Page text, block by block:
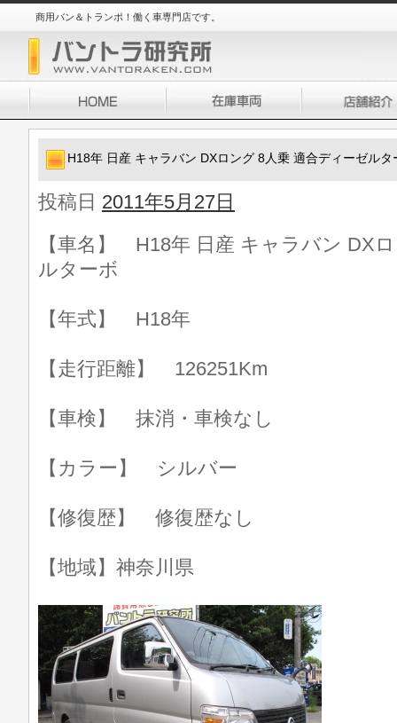
商用バン＆トランポ！働く車専門店です。
H18年 日産 キャラバン DXロング 8人乗 適合ディーゼルタ
投稿日 2011年5月27日
【車名】 H18年 日産 キャラバン DX
ルターボ
【年式】 H18年
【走行距離】 126251Km
【車検】 抹消・車検なし
【カラー】 シルバー
【修復歴】 修復歴なし
【地域】神奈川県